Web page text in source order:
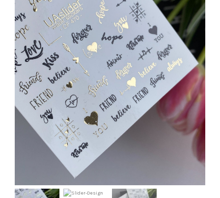
Kontakt
Kundenbewertungen
Über uns